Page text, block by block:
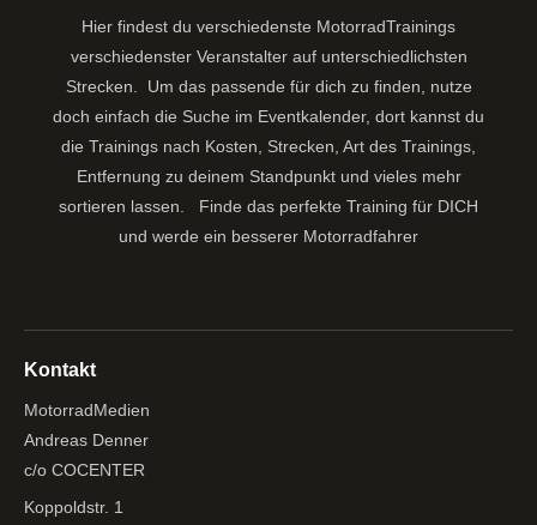
Hier findest du verschiedenste MotorradTrainings
verschiedenster Veranstalter auf unterschiedlichsten
Strecken. Um das passende für dich zu finden, nutze
doch einfach die Suche im Eventkalender, dort kannst du
die Trainings nach Kosten, Strecken, Art des Trainings,
Entfernung zu deinem Standpunkt und vieles mehr
sortieren lassen. Finde das perfekte Training für DICH
und werde ein besserer Motorradfahrer
Kontakt
MotorradMedien
Andreas Denner
c/o COCENTER
Koppoldstr. 1